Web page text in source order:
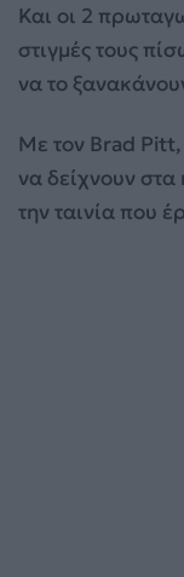
Και οι 2
στιγμές τους
να το
Με τον Brad
να δείχνουν στα
την ταινία που